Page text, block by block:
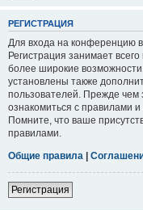
РЕГИСТРАЦИЯ
Для входа на конференцию
Регистрация занимает
более широкие
установлены также
пользователей. Прежде чем
ознакомиться с правилами
Помните, что ваше
правилами.
Общие правила |
Регистрация